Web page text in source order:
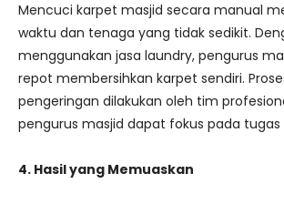
Mencuci karpet masjid secara manual
waktu dan tenaga yang tidak sedikit.
menggunakan jasa laundry, pengurus
repot membersihkan karpet sendiri.
pengeringan dilakukan oleh tim
pengurus masjid dapat fokus pada tugas
4. Hasil yang Memuaskan